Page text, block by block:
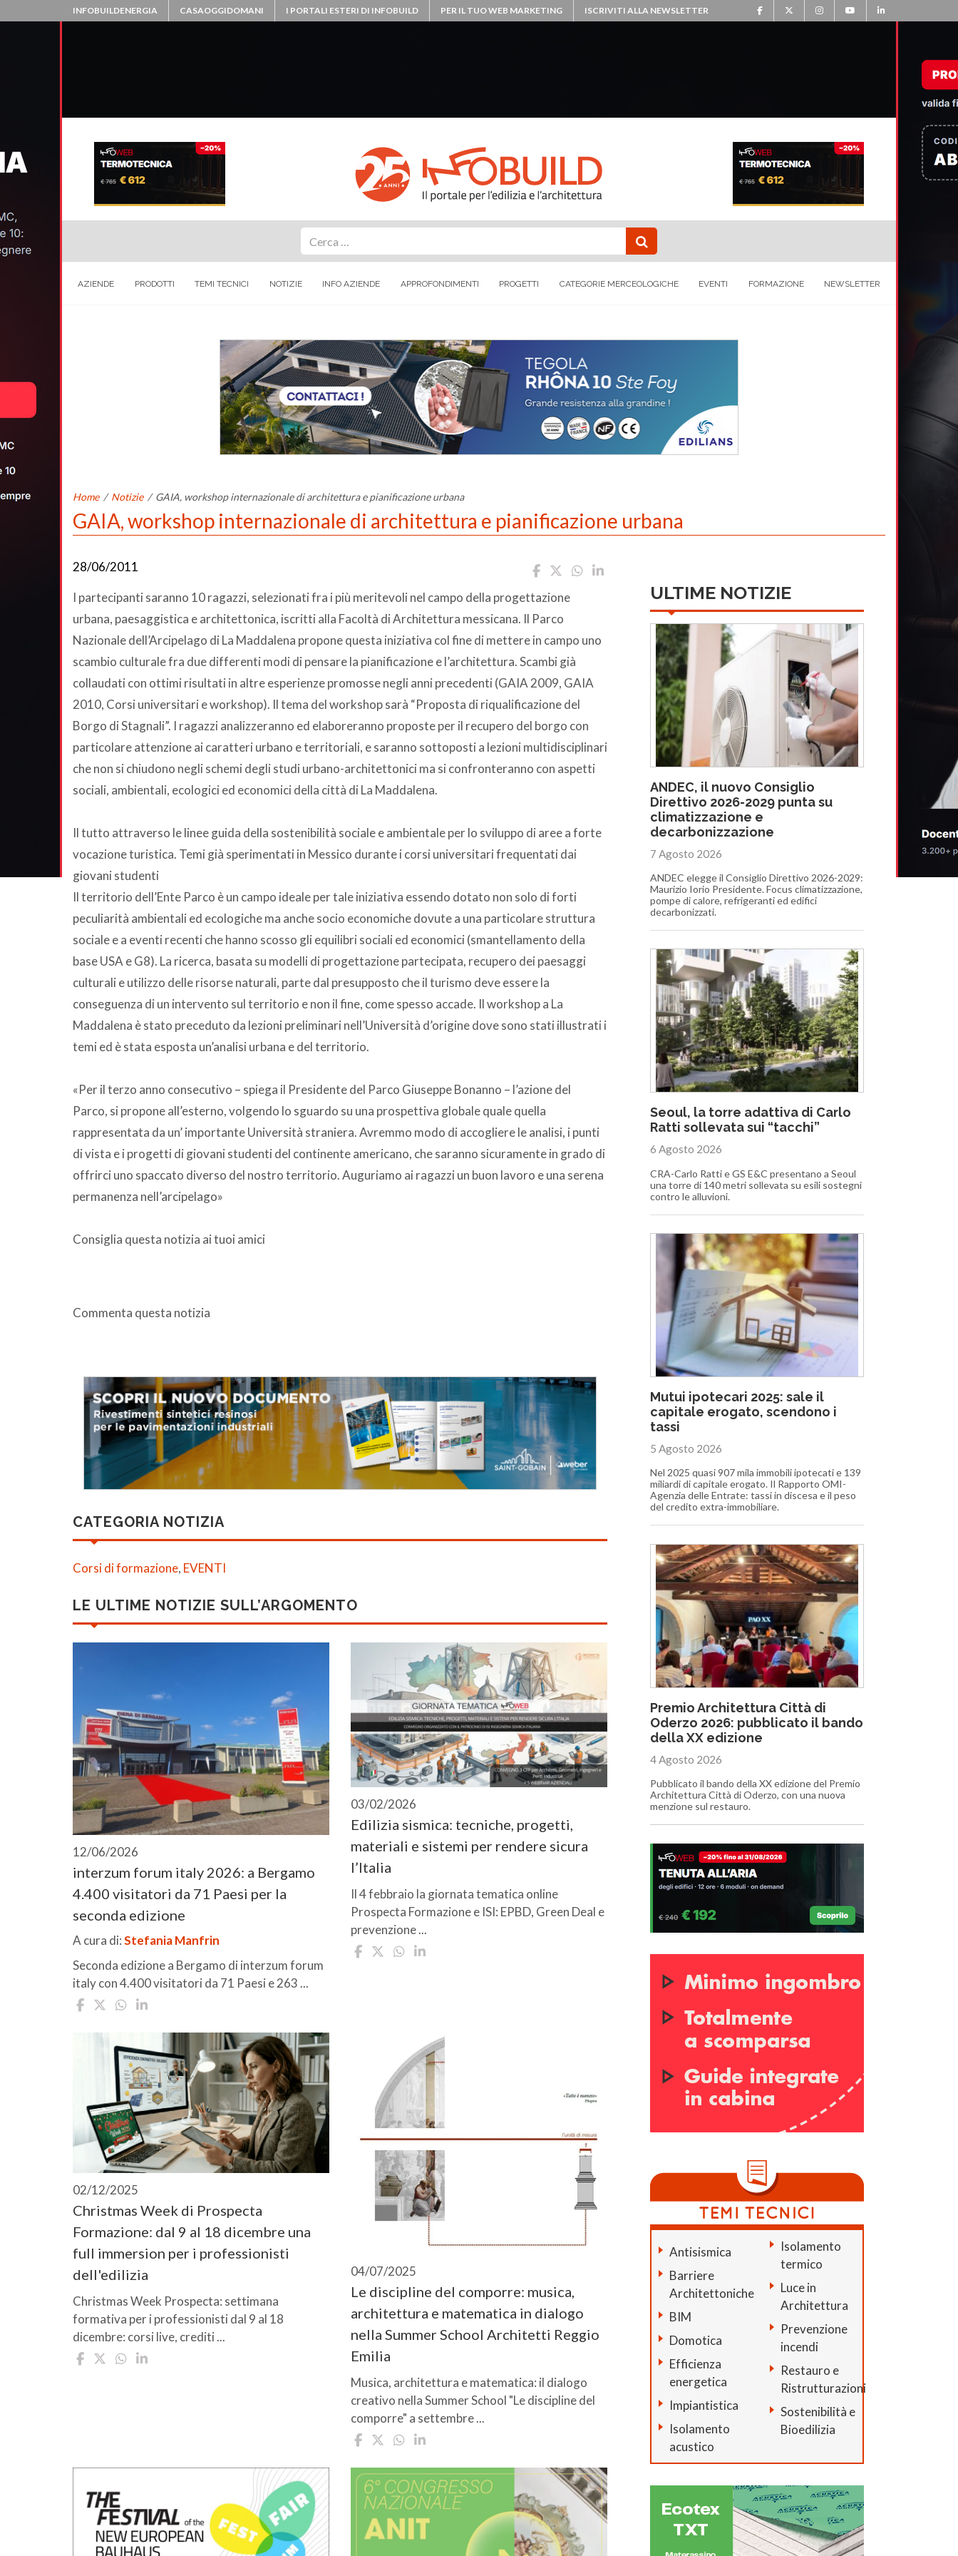
INFOBUILDENERGIA CASAOGGIDOMANI I PORTALI ESTERI DI INFOBUILD PER IL TUO WEB MARKETING ISCRIVITI ALLA NEWSLETTER
AZIENDE PRODOTTI TEMI TECNICI NOTIZIE INFO AZIENDE APPROFONDIMENTI PROGETTI CATEGORIE MERCEOLOGICHE EVENTI FORMAZIONE NEWSLETTER
Home / Notizie / GAIA, workshop internazionale di architettura e pianificazione urbana
GAIA, workshop internazionale di architettura e pianificazione urbana
28/06/2011
I partecipanti saranno 10 ragazzi, selezionati fra i più meritevoli nel campo della progettazione
urbana, paesaggistica e architettonica, iscritti alla Facoltà di Architettura messicana. Il Parco
Nazionale dell’Arcipelago di La Maddalena propone questa iniziativa col fine di mettere in campo uno
scambio culturale fra due differenti modi di pensare la pianificazione e l’architettura. Scambi già
collaudati con ottimi risultati in altre esperienze promosse negli anni precedenti (GAIA 2009, GAIA
2010, Corsi universitari e workshop). Il tema del workshop sarà “Proposta di riqualificazione del
Borgo di Stagnali”. I ragazzi analizzeranno ed elaboreranno proposte per il recupero del borgo con
particolare attenzione ai caratteri urbano e territoriali, e saranno sottoposti a lezioni multidisciplinari
che non si chiudono negli schemi degli studi urbano-architettonici ma si confronteranno con aspetti
sociali, ambientali, ecologici ed economici della città di La Maddalena.
Il tutto attraverso le linee guida della sostenibilità sociale e ambientale per lo sviluppo di aree a forte
vocazione turistica. Temi già sperimentati in Messico durante i corsi universitari frequentati dai
giovani studenti
Il territorio dell’Ente Parco è un campo ideale per tale iniziativa essendo dotato non solo di forti
peculiarità ambientali ed ecologiche ma anche socio economiche dovute a una particolare struttura
sociale e a eventi recenti che hanno scosso gli equilibri sociali ed economici (smantellamento della
base USA e G8). La ricerca, basata su modelli di progettazione partecipata, recupero dei paesaggi
culturali e utilizzo delle risorse naturali, parte dal presupposto che il turismo deve essere la
conseguenza di un intervento sul territorio e non il fine, come spesso accade. Il workshop a La
Maddalena è stato preceduto da lezioni preliminari nell’Università d’origine dove sono stati illustrati i
temi ed è stata esposta un’analisi urbana e del territorio.
«Per il terzo anno consecutivo – spiega il Presidente del Parco Giuseppe Bonanno – l’azione del
Parco, si propone all’esterno, volgendo lo sguardo su una prospettiva globale quale quella
rappresentata da un’ importante Università straniera. Avremmo modo di accogliere le analisi, i punti
di vista e i progetti di giovani studenti del continente americano, che saranno sicuramente in grado di
offrirci uno spaccato diverso del nostro territorio. Auguriamo ai ragazzi un buon lavoro e una serena
permanenza nell’arcipelago»
Consiglia questa notizia ai tuoi amici
Commenta questa notizia
CATEGORIA NOTIZIA
Corsi di formazione, EVENTI
LE ULTIME NOTIZIE SULL’ARGOMENTO
12/06/2026
interzum forum italy 2026: a Bergamo
4.400 visitatori da 71 Paesi per la
seconda edizione
A cura di:Stefania Manfrin
Seconda edizione a Bergamo di interzum forum
italy con 4.400 visitatori da 71 Paesi e 263 ...
03/02/2026
Edilizia sismica: tecniche, progetti,
materiali e sistemi per rendere sicura
l’Italia
Il 4 febbraio la giornata tematica online
Prospecta Formazione e ISI: EPBD, Green Deal e
prevenzione ...
02/12/2025
Christmas Week di Prospecta
Formazione: dal 9 al 18 dicembre una
full immersion per i professionisti
dell'edilizia
Christmas Week Prospecta: settimana
formativa per i professionisti dal 9 al 18
dicembre: corsi live, crediti ...
04/07/2025
Le discipline del comporre: musica,
architettura e matematica in dialogo
nella Summer School Architetti Reggio
Emilia
Musica, architettura e matematica: il dialogo
creativo nella Summer School "Le discipline del
comporre" a settembre ...
ULTIME NOTIZIE
ANDEC, il nuovo Consiglio
Direttivo 2026-2029 punta su
climatizzazione e
decarbonizzazione
7 Agosto 2026
ANDEC elegge il Consiglio Direttivo 2026-2029:
Maurizio Iorio Presidente. Focus climatizzazione,
pompe di calore, refrigeranti ed edifici
decarbonizzati.
Seoul, la torre adattiva di Carlo
Ratti sollevata sui “tacchi”
6 Agosto 2026
CRA-Carlo Ratti e GS E&C presentano a Seoul
una torre di 140 metri sollevata su esili sostegni
contro le alluvioni.
Mutui ipotecari 2025: sale il
capitale erogato, scendono i
tassi
5 Agosto 2026
Nel 2025 quasi 907 mila immobili ipotecati e 139
miliardi di capitale erogato. Il Rapporto OMI-
Agenzia delle Entrate: tassi in discesa e il peso
del credito extra-immobiliare.
Premio Architettura Città di
Oderzo 2026: pubblicato il bando
della XX edizione
4 Agosto 2026
Pubblicato il bando della XX edizione del Premio
Architettura Città di Oderzo, con una nuova
menzione sul restauro.
Antisismica
Barriere
Architettoniche
BIM
Domotica
Efficienza
energetica
Impiantistica
Isolamento
acustico
Isolamento
termico
Luce in
Architettura
Prevenzione
incendi
Restauro e
Ristrutturazioni
Sostenibilità e
Bioedilizia